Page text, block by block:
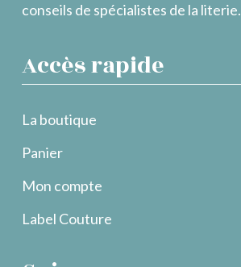
conseils de spécialistes de la literie.
Accès rapide
La boutique
Panier
Mon compte
Label Couture